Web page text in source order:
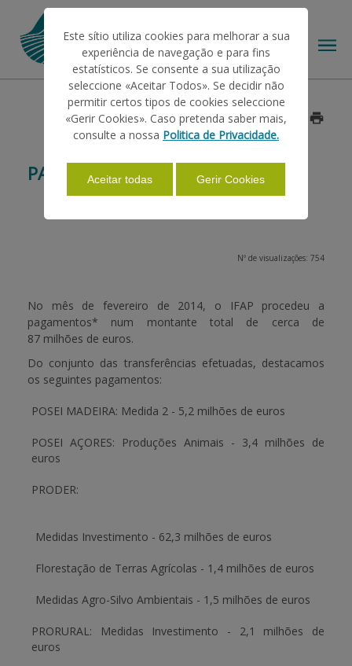
AJUDAS/APOIOS
INFORMAÇÕES
PAGAMENTOS
APOIO AO BENEFICIÁRIO
Entrar / Registar
PAGAMENTOS FEVEREIRO 2014
Data: 2014/05/23
Nº de visualizações: 754
No mês de fevereiro de 2014, o IFAP procedeu a
pagamentos* num montante total de cerca de
87 milhões de euros.
Do conjunto das transferências efetuadas, destacamos
os seguintes pagamentos:
POSEI MADEIRA: Medida 2 - 5,2 milhões de euros
POSEI AÇORES: Produções Animais - 3,4 milhões de
euros
PRODER:
Medidas Investimento - 62,3 milhões de euros
Florestação de Terras Agrícolas - 1,4 milhões de euros
Medidas Agro-Silvo Ambientais - 1,5 milhões de euros
PRORURAL: Medidas Investimento - 2,1 milhões de
euros
Este sítio utiliza cookies para melhorar a sua
experiência de navegação e para fins
estatísticos. Se consente a sua utilização
seleccione «Aceitar Todos». Se decidir não
permitir certos tipos de cookies seleccione
«Gerir Cookies». Caso pretenda saber mais,
consulte a nossa Politica de Privacidade.
Aceitar todas Gerir Cookies